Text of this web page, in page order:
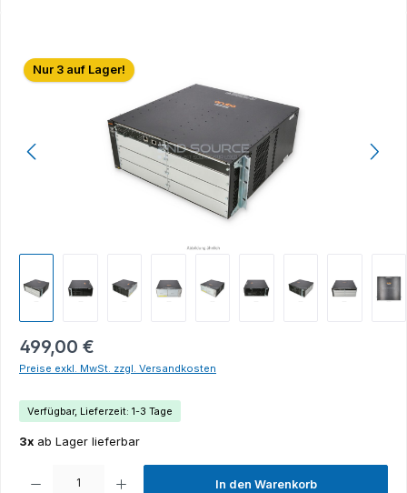
Bildergalerie überspringen
Nur 3 auf Lager!
499,00 €
Preise exkl. MwSt. zzgl. Versandkosten
Verfügbar, Lieferzeit: 1-3 Tage
3x ab Lager lieferbar
In den Warenkorb